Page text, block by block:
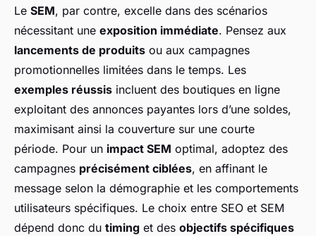
Le SEM, par contre, excelle dans des scénarios
nécessitant une exposition immédiate. Pensez aux
lancements de produits ou aux campagnes
promotionnelles limitées dans le temps. Les
exemples réussis incluent des boutiques en ligne
exploitant des annonces payantes lors d’une soldes,
maximisant ainsi la couverture sur une courte
période. Pour un impact SEM optimal, adoptez des
campagnes précisément ciblées, en affinant le
message selon la démographie et les comportements
utilisateurs spécifiques. Le choix entre SEO et SEM
dépend donc du timing et des objectifs spécifiques